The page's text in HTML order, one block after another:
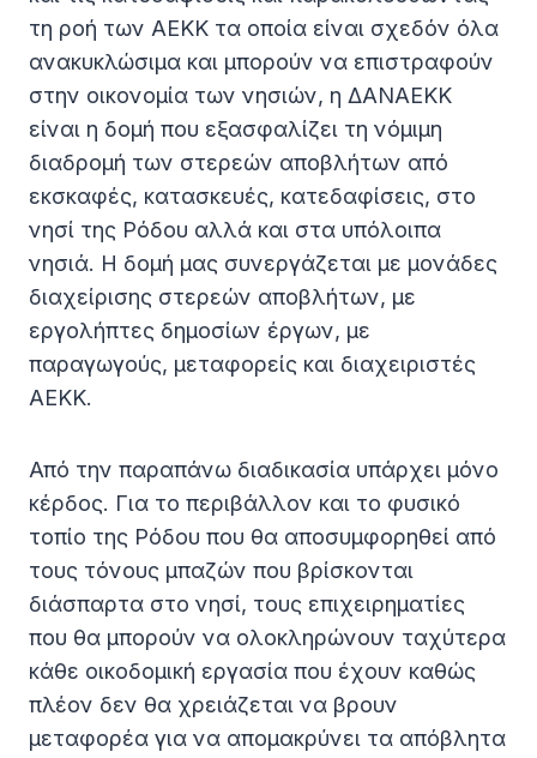
τη ροή των ΑΕΚΚ τα οποία είναι σχεδόν όλα
ανακυκλώσιμα και μπορούν να επιστραφούν
στην οικονομία των νησιών, η ΔΑΝΑΕΚΚ
είναι η δομή που εξασφαλίζει τη νόμιμη
διαδρομή των στερεών αποβλήτων από
εκσκαφές, κατασκευές, κατεδαφίσεις, στο
νησί της Ρόδου αλλά και στα υπόλοιπα
νησιά. Η δομή μας συνεργάζεται με μονάδες
διαχείρισης στερεών αποβλήτων, με
εργολήπτες δημοσίων έργων, με
παραγωγούς, μεταφορείς και διαχειριστές
ΑΕΚΚ.
Από την παραπάνω διαδικασία υπάρχει μόνο
κέρδος. Για το περιβάλλον και το φυσικό
τοπίο της Ρόδου που θα αποσυμφορηθεί από
τους τόνους μπαζών που βρίσκονται
διάσπαρτα στο νησί, τους επιχειρηματίες
που θα μπορούν να ολοκληρώνουν ταχύτερα
κάθε οικοδομική εργασία που έχουν καθώς
πλέον δεν θα χρειάζεται να βρουν
μεταφορέα για να απομακρύνει τα απόβλητα